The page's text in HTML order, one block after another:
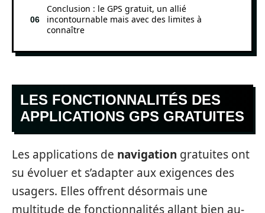
Conclusion : le GPS gratuit, un allié
incontournable mais avec des limites à
connaître
LES FONCTIONNALITÉS DES
APPLICATIONS GPS GRATUITES
Les applications de navigation gratuites ont
su évoluer et s’adapter aux exigences des
usagers. Elles offrent désormais une
multitude de fonctionnalités allant bien au-